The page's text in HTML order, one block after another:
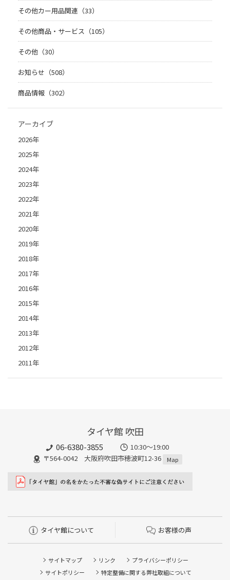
その他カー用品関連（33）
その他商品・サービス（105）
その他（30）
お知らせ（508）
商品情報（302）
アーカイブ
2026年
2025年
2024年
2023年
2022年
2021年
2020年
2019年
2018年
2017年
2016年
2015年
2014年
2013年
2012年
2011年
タイヤ館 吹田
06-6380-3855
10:30～19:00
〒564-0042 大阪府吹田市穂波町12-36
Map
タイヤ館について お客様の声
サイトマップ リンク
プライバシーポリシー
サイトポリシー
特定整備に関する弊社取組について